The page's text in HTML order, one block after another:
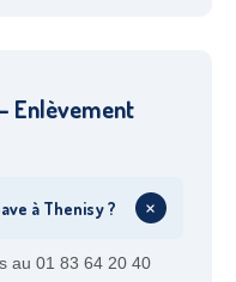
Enlèvement
à Thenisy ? +
au 01 83 64 20 40